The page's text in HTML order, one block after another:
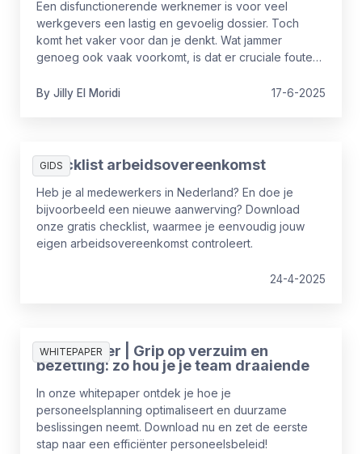
Een disfunctionerende werknemer is voor veel
werkgevers een lastig en gevoelig dossier. Toch
komt het vaker voor dan je denkt. Wat jammer
genoeg ook vaak voorkomt, is dat er cruciale fouten
alleen het proces vertragen, maar ook juridische of
By Jilly El Moridi 17-6-2025
GIDS
Checklist arbeidsovereenkomst
Heb je al medewerkers in Nederland? En doe je
bijvoorbeeld een nieuwe aanwerving? Download
onze gratis checklist, waarmee je eenvoudig jouw
eigen arbeidsovereenkomst controleert.
24-4-2025
WHITEPAPER
Whitepaper | Grip op verzuim en
bezetting: zo hou je je team draaiende
In onze whitepaper ontdek je hoe je
personeelsplanning optimaliseert en duurzame
beslissingen neemt. Download nu en zet de eerste
stap naar een efficiënter personeelsbeleid!